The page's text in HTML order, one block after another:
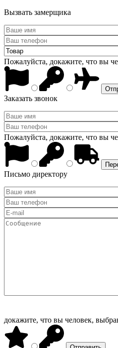
Вызвать замерщика
Пожалуйста, докажите, что вы
Заказать звонок
Пожалуйста, докажите, что вы
Письмо директору
докажите, что вы человек,